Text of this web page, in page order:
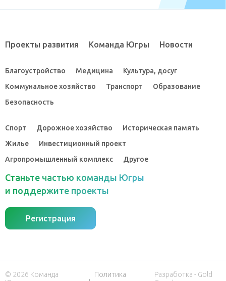
Проекты развития Команда Югры Новости
Благоустройство Медицина
Культура, досуг
Коммунальное хозяйство
Транспорт
Образование
Безопасность
Спорт Дорожное хозяйство
Историческая память
Жилье
Инвестиционный проект
Агропромышленный комплекс
Другое
Станьте частью команды Югры
и поддержите проекты
Регистрация
© 2026 Команда
Политика
Разработка - Gold